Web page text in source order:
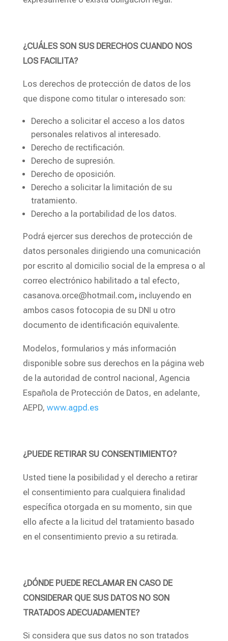
¿CUÁLES SON SUS DERECHOS CUANDO NOS
LOS FACILITA?
Los derechos de protección de datos de los
que dispone como titular o interesado son:
Derecho a solicitar el acceso a los datos
personales relativos al interesado.
Derecho de rectificación.
Derecho de supresión.
Derecho de oposición.
Derecho a solicitar la limitación de su
tratamiento.
Derecho a la portabilidad de los datos.
Podrá ejercer sus derechos de protección de
datos personales dirigiendo una comunicación
por escrito al domicilio social de la empresa o al
correo electrónico habilitado a tal efecto,
casanova.orce@hotmail.com,incluyendo en
ambos casos fotocopia de su DNI u otro
documento de identificación equivalente.
Modelos, formularios y más información
disponible sobre sus derechos en la página web
de la autoridad de control nacional, Agencia
Española de Protección de Datos, en adelante,
AEPD, www.agpd.es
¿PUEDE RETIRAR SU CONSENTIMIENTO?
Usted tiene la posibilidad y el derecho a retirar
el consentimiento para cualquiera finalidad
específica otorgada en su momento, sin que
ello afecte a la licitud del tratamiento basado
en el consentimiento previo a su retirada.
¿DÓNDE PUEDE RECLAMAR EN CASO DE
CONSIDERAR QUE SUS DATOS NO SON
TRATADOS ADECUADAMENTE?
Si considera que sus datos no son tratados